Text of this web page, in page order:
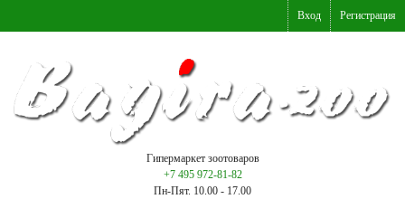
Вход Регистрация
Гипермаркет зоотоваров
+7 495 972-81-82
Пн-Пят. 10.00 - 17.00